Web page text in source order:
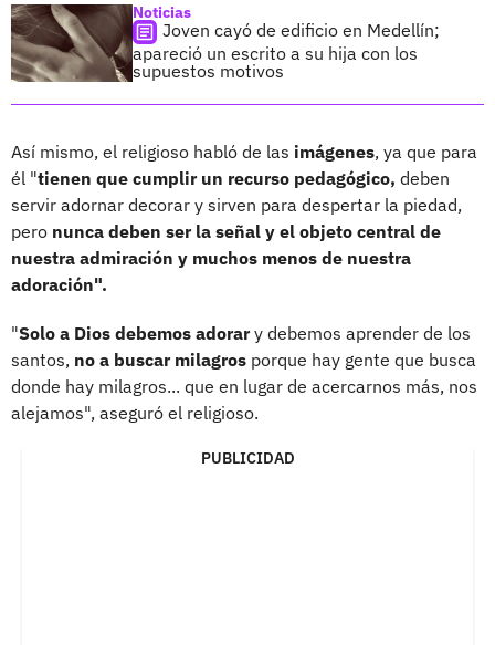
Noticias
Joven cayó de edificio en Medellín;
apareció un escrito a su hija con los
supuestos motivos
Así mismo, el religioso habló de las imágenes, ya que para
él "tienen que cumplir un recurso pedagógico, deben
servir adornar decorar y sirven para despertar la piedad,
pero nunca deben ser la señal y el objeto central de
nuestra admiración y muchos menos de nuestra
adoración".
"Solo a Dios debemos adorary debemos aprender de los
santos, no a buscar milagros porque hay gente que busca
donde hay milagros... que en lugar de acercarnos más, nos
alejamos", aseguró el religioso.
PUBLICIDAD